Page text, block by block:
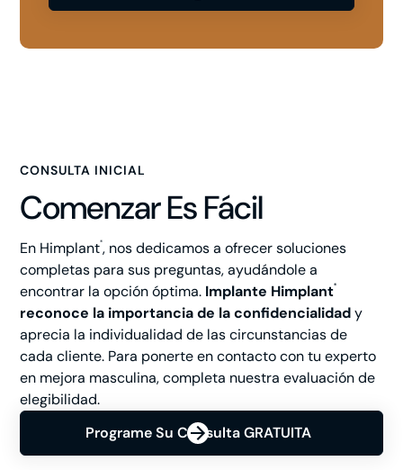
CONSULTA INICIAL
Comenzar Es Fácil
En Himplant®, nos dedicamos a ofrecer soluciones
completas para sus preguntas, ayudándole a
encontrar la opción óptima. Implante Himplant®
reconoce la importancia de la confidencialidady
aprecia la individualidad de las circunstancias de
cada cliente. Para ponerte en contacto con tu experto
en mejora masculina, completa nuestra evaluación de
elegibilidad.
Programe Su Consulta GRATUITA